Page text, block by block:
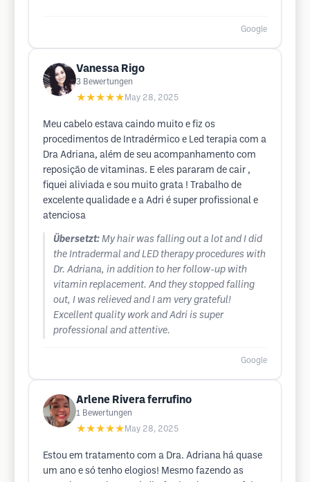
Google
Vanessa Rigo
3 Bewertungen
★★★★★ May 28, 2025
Meu cabelo estava caindo muito e fiz os
procedimentos de Intradérmico e Led terapia com a
Dra Adriana, além de seu acompanhamento com
reposição de vitaminas. E eles pararam de cair ,
fiquei aliviada e sou muito grata ! Trabalho de
excelente qualidade e a Adri é super profissional e
atenciosa
Übersetzt: My hair was falling out a lot and I did
the Intradermal and LED therapy procedures with
Dr. Adriana, in addition to her follow-up with
vitamin replacement. And they stopped falling
out, I was relieved and I am very grateful!
Excellent quality work and Adri is super
professional and attentive.
Google
Arlene Rivera ferrufino
1 Bewertungen
★★★★★ May 28, 2025
Estou em tratamento com a Dra. Adriana há quase
um ano e só tenho elogios! Mesmo fazendo as